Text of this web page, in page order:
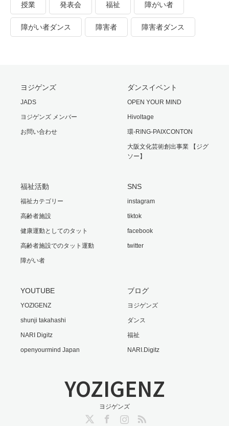
授業 発表会 福祉 障がい者
障がい者ダンス 障害者 障害者ダンス
ヨジゲンズ
JADS
ヨジゲンズ メンバー
お問い合わせ
ダンスイベント
OPEN YOUR MIND
Hivoltage
環-RING-PAIXCONTON
大阪文化芸術創出事業 【ジグ
ソー】
福祉活動
福祉カテゴリー
高齢者施設
健康運動としてのタット
高齢者施設でのタット運動
障がい者
SNS
instagram
tiktok
facebook
twitter
YOUTUBE
YOZIGENZ
shunji takahashi
NARI Digitz
openyourmind Japan
ブログ
ヨジゲンズ
ダンス
福祉
NARI.Digitz
YOZIGENZ
ヨジゲンズ
InstagramRSS